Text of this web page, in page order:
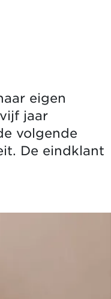
eigen
jaar
volgende
De eindklant